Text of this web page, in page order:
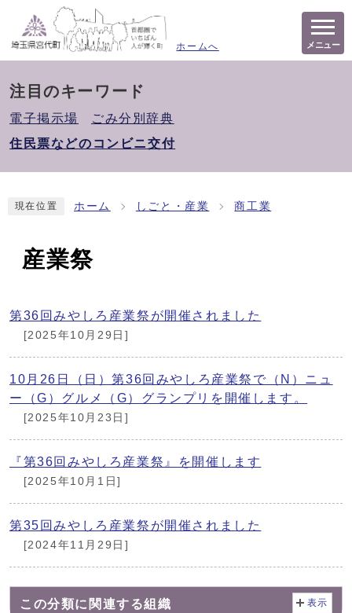
ホームへ メニュー
注目のキーワード
電子掲示場
ごみ分別辞典
住民票などのコンビニ交付
現在位置 ホーム しごと・産業 商工業
産業祭
第36回みやしろ産業祭が開催されました
[2025年10月29日]
10月26日（日）第36回みやしろ産業祭で（N）ニュ
ー（G）グルメ（G）グランプリを開催します。
[2025年10月23日]
『第36回みやしろ産業祭』を開催します
[2025年10月1日]
第35回みやしろ産業祭が開催されました
[2024年11月29日]
この分類に関連する組織 表示